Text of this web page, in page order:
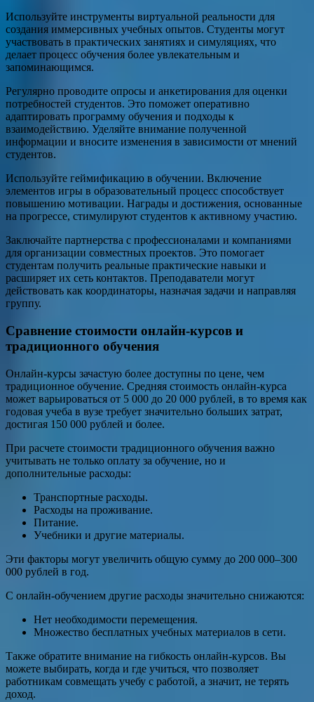
Используйте инструменты виртуальной реальности для
создания иммерсивных учебных опытов. Студенты могут
участвовать в практических занятиях и симуляциях, что
делает процесс обучения более увлекательным и
запоминающимся.
Регулярно проводите опросы и анкетирования для оценки
потребностей студентов. Это поможет оперативно
адаптировать программу обучения и подходы к
взаимодействию. Уделяйте внимание полученной
информации и вносите изменения в зависимости от мнений
студентов.
Используйте геймификацию в обучении. Включение
элементов игры в образовательный процесс способствует
повышению мотивации. Награды и достижения, основанные
на прогрессе, стимулируют студентов к активному участию.
Заключайте партнерства с профессионалами и компаниями
для организации совместных проектов. Это помогает
студентам получить реальные практические навыки и
расширяет их сеть контактов. Преподаватели могут
действовать как координаторы, назначая задачи и направляя
группу.
Сравнение стоимости онлайн-курсов и
традиционного обучения
Онлайн-курсы зачастую более доступны по цене, чем
традиционное обучение. Средняя стоимость онлайн-курса
может варьироваться от 5 000 до 20 000 рублей, в то время как
годовая учеба в вузе требует значительно больших затрат,
достигая 150 000 рублей и более.
При расчете стоимости традиционного обучения важно
учитывать не только оплату за обучение, но и
дополнительные расходы:
Транспортные расходы.
Расходы на проживание.
Питание.
Учебники и другие материалы.
Эти факторы могут увеличить общую сумму до 200 000–300
000 рублей в год.
С онлайн-обучением другие расходы значительно снижаются:
Нет необходимости перемещения.
Множество бесплатных учебных материалов в сети.
Также обратите внимание на гибкость онлайн-курсов. Вы
можете выбирать, когда и где учиться, что позволяет
работникам совмещать учебу с работой, а значит, не терять
доход.